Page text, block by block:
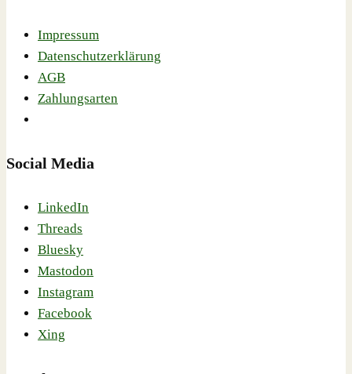
Impressum
Datenschutzerklärung
AGB
Zahlungsarten
Social Media
LinkedIn
Threads
Bluesky
Mastodon
Instagram
Facebook
Xing